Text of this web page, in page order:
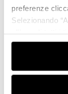
preferenze
Selezionando
consenso
saranno
funzionamento